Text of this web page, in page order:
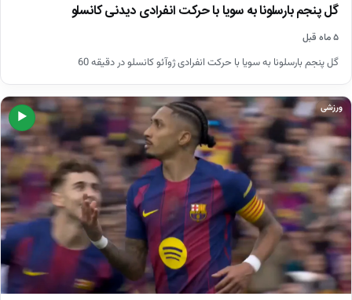
گل پنجم بارسلونا به سویا با حرکت انفرادی دیدنی کانسلو
۵ ماه قبل
گل پنجم بارسلونا به سویا با حرکت انفرادی ژوآئو کانسلو در دقیقه 60
▶
ورزشی